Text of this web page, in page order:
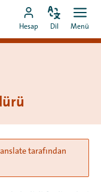
MyCOA
hesabına
Hesap
Dili
Dil
Aç
Menü
tarafından